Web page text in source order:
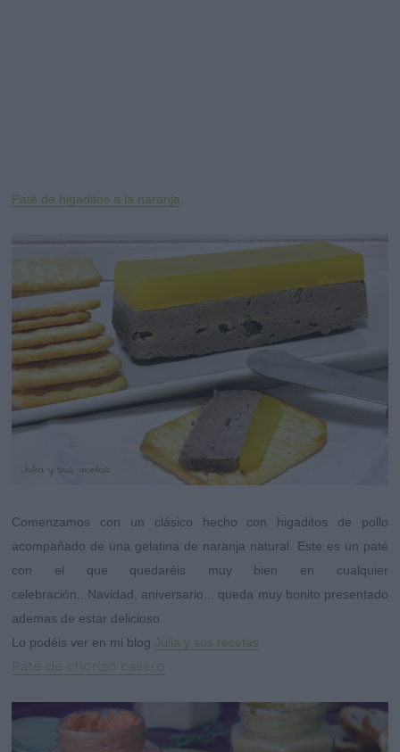
Paté de higaditos a la naranja
Comenzamos con un clásico hecho con higaditos de pollo
acompañado de una gelatina de naranja natural. Este es un paté
con el que quedaréis muy bien en cualquier
celebración...Navidad, aniversario... queda muy bonito presentado
ademas de estar delicioso.
Lo podéis ver en mi blog Julia y sus recetas
Paté de chorizo casero